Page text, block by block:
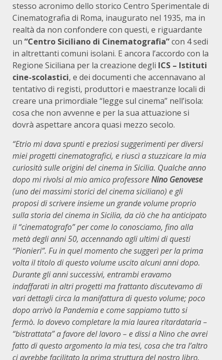
stesso acronimo dello storico Centro Sperimentale di
Cinematografia di Roma, inaugurato nel 1935, ma in
realtà da non confondere con questi, e riguardante
un “Centro Siciliano di Cinematografia”con 4 sedi
in altrettanti comuni isolani. E ancora l’accordo con la
Regione Siciliana per la creazione degli ICS – Istituti
cine-scolastici, e dei documenti che accennavano al
tentativo di registi, produttori e maestranze locali di
creare una primordiale “legge sul cinema” nell’isola:
cosa che non avvenne e per la sua attuazione si
dovrà aspettare ancora quasi mezzo secolo.
“Etrio mi dava spunti e preziosi suggerimenti per diversi
miei progetti cinematografici, e riuscì a stuzzicare la mia
curiosità sulle origini del cinema in Sicilia. Qualche anno
dopo mi rivolsi al mio amico professoreNino Genovese
(uno dei massimi storici del cinema siciliano) e gli
proposi di scrivere insieme un grande volume proprio
sulla storia del cinema in Sicilia, da ciò che ha anticipato
il “cinematografo” per come lo conosciamo, fino alla
metà degli anni 50, accennando agli ultimi di questi
“Pionieri”. Fu in quel momento che suggerì per la prima
volta il titolo di questo volume uscito alcuni anni dopo.
Durante gli anni successivi, entrambi eravamo
indaffarati in altri progetti ma frattanto discutevamo di
vari dettagli circa la manifattura di questo volume; poco
dopo arrivò la Pandemia e come sappiamo tutto si
fermò. Io dovevo completare la mia laurea ritardataria –
“bistrattata” a favore del lavoro – e dissi a Nino che avrei
fatto di questo argomento la mia tesi, cosa che tra l’altro
ci avrebbe facilitato la prima struttura del nostro libro.